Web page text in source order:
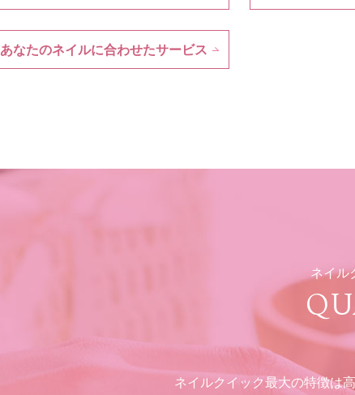
あなたのネイルに合わせたサービス
ネイル
ネイルクイック最大の特徴は